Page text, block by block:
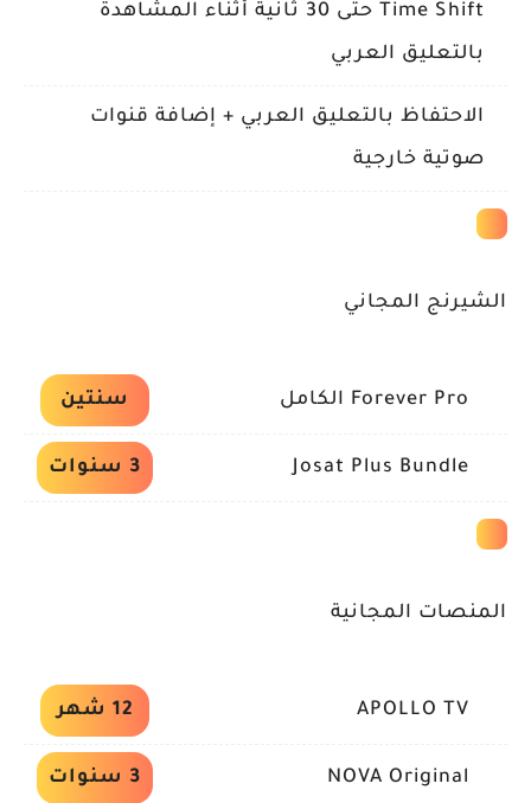
Time Shift حتى 30 ثانية أثناء المشاهدة
بالتعليق العربي
الاحتفاظ بالتعليق العربي + إضافة قنوات
صوتية خارجية
الشيرنج المجاني
Forever Pro الكامل سنتين
Josat Plus Bundle 3 سنوات
المنصات المجانية
APOLLO TV 12 شهر
NOVA Original 3 سنوات